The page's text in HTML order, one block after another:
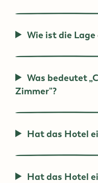
Wie ist die
Was bedeutet
Zimmer"?
Hat das Hotel
Hat das Hotel